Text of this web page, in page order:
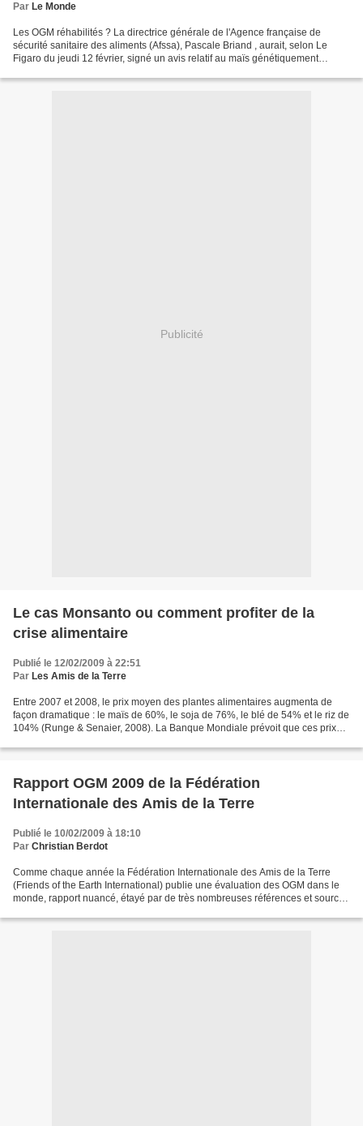
Par Le Monde
Les OGM réhabilités ? La directrice générale de l'Agence française de
sécurité sanitaire des aliments (Afssa), Pascale Briand , aurait, selon Le
Figaro du jeudi 12 février, signé un avis relatif au maïs génétiquement
Publicité
Le cas Monsanto ou comment profiter de la
crise alimentaire
Publié le 12/02/2009 à 22:51
Par Les Amis de la Terre
Entre 2007 et 2008, le prix moyen des plantes alimentaires augmenta de
façon dramatique : le maïs de 60%, le soja de 76%, le blé de 54% et le riz de
104% (Runge & Senaier, 2008). La Banque Mondiale prévoit que ces prix
Rapport OGM 2009 de la Fédération
Internationale des Amis de la Terre
Publié le 10/02/2009 à 18:10
Par Christian Berdot
Comme chaque année la Fédération Internationale des Amis de la Terre
(Friends of the Earth International) publie une évaluation des OGM dans le
monde, rapport nuancé, étayé par de très nombreuses références et sources